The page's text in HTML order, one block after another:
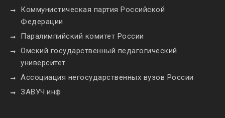
Коммунистическая партия Российской
Федерации
Паралимпийский комитет России
Омский государственный педагогический
университет
Ассоциация негосударственных вузов России
ЗАВУЧ.инф